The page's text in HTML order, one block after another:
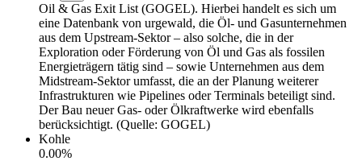
Oil & Gas Exit List (GOGEL). Hierbei handelt es sich um
eine Datenbank von urgewald, die Öl- und Gasunternehmen
aus dem Upstream-Sektor – also solche, die in der
Exploration oder Förderung von Öl und Gas als fossilen
Energieträgern tätig sind – sowie Unternehmen aus dem
Midstream-Sektor umfasst, die an der Planung weiterer
Infrastrukturen wie Pipelines oder Terminals beteiligt sind.
Der Bau neuer Gas- oder Ölkraftwerke wird ebenfalls
berücksichtigt. (Quelle: GOGEL)
Kohle
0.00%